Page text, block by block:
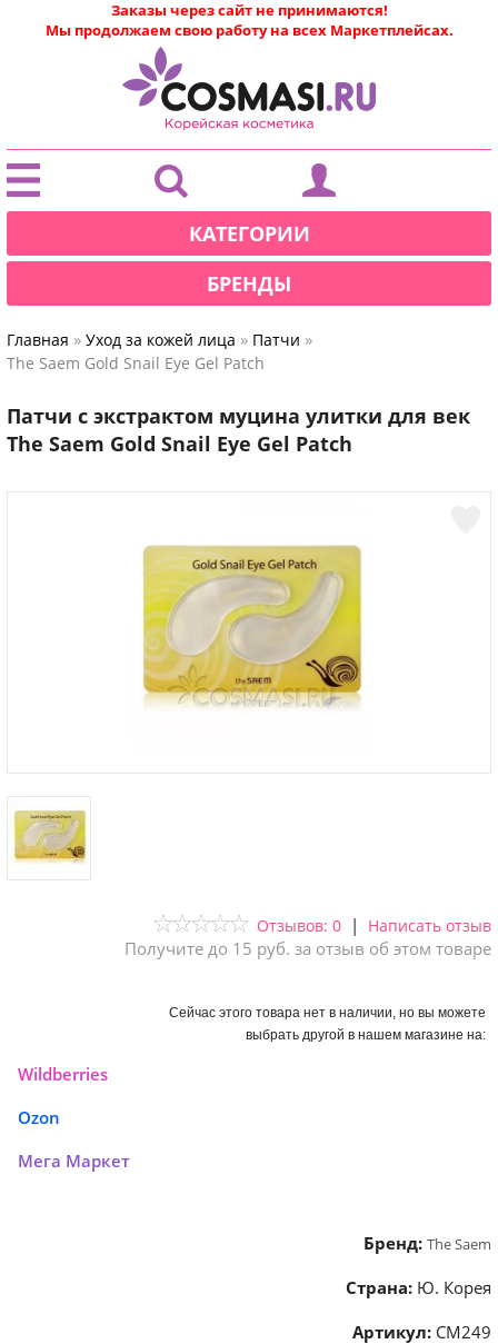
|
Заказы через сайт не принимаются!
Мы продолжаем свою работу на всех Маркетплейсах.
КАТЕГОРИИ
БРЕНДЫ
Главная » Уход за кожей лица » Патчи »
The Saem Gold Snail Eye Gel Patch
Патчи с экстрактом муцина улитки для век
The Saem Gold Snail Eye Gel Patch
Отзывов: 0 | Написать отзыв
Получите до 15 руб. за отзыв об этом товаре
Сейчас этого товара нет в наличии, но вы можете
выбрать другой в нашем магазине на:
Wildberries
Ozon
Мега Маркет
Бренд: The Saem
Страна: Ю. Корея
Артикул: СМ249